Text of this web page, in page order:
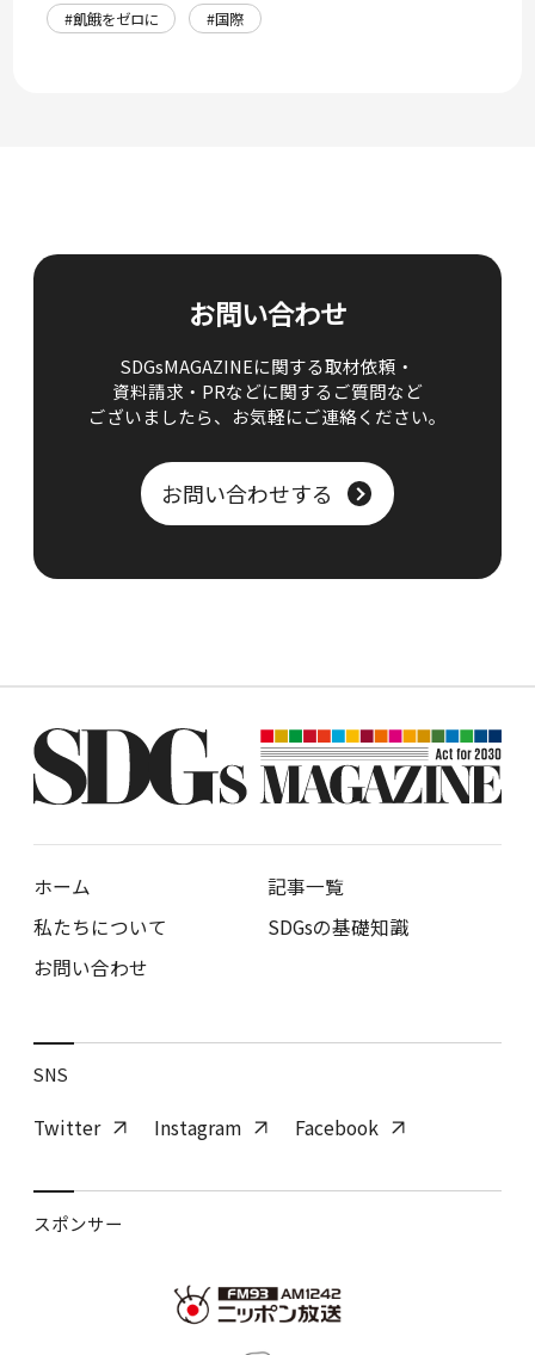
#飢餓をゼロに
#国際
お問い合わせ
SDGsMAGAZINEに関する取材依頼・
資料請求・PRなどに関するご質問など
ございましたら、 お気軽にご連絡ください。
お問い合わせする
ホーム
記事一覧
私たちについて
SDGsの基礎知識
お問い合わせ
SNS
Twitter Instagram Facebook
スポンサー